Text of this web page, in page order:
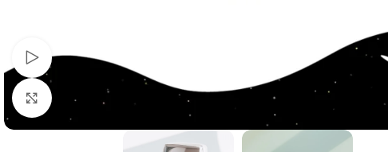
Watch video
Click to enlarge